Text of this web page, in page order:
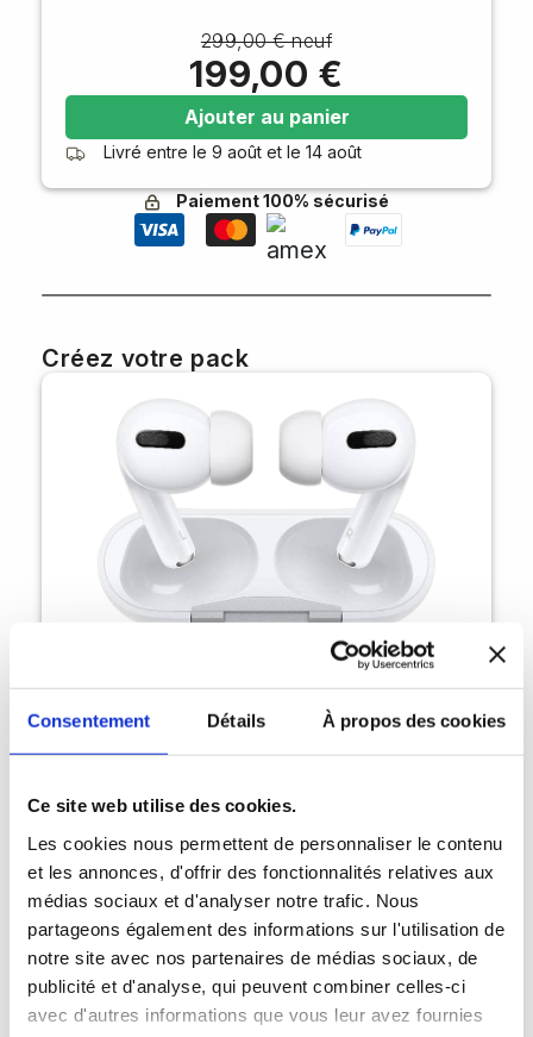
Consentement Détails À propos des cookies
Ce site web utilise des cookies.
Les cookies nous permettent de personnaliser le contenu
et les annonces, d'offrir des fonctionnalités relatives aux
médias sociaux et d'analyser notre trafic. Nous
partageons également des informations sur l'utilisation de
notre site avec nos partenaires de médias sociaux, de
publicité et d'analyse, qui peuvent combiner celles-ci
avec d'autres informations que vous leur avez fournies
299,00 € neuf
199,00 €
Ajouter au panier
Livré entre le 9 août et le 14 août
Paiement 100% sécurisé
Créez votre pack
AirPods Pro 1 MageSafe
146,30 €